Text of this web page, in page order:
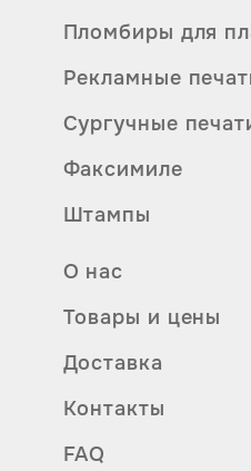
Пломбиры для
Рекламные
Сургучные
Факсимиле
Штампы
О нас
Товары и цены
Доставка
Контакты
FAQ